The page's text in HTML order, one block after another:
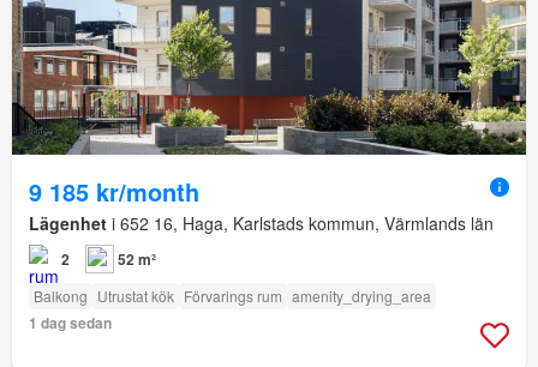
9 185 kr/month
Lägenhet i 652 16, Haga, Karlstads kommun, Värmlands län
2 52 m²
Balkong Utrustat kök Förvarings rum amenity_drying_area
1 dag sedan